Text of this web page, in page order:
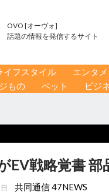
OVO [オーヴォ]
話題の情報を発信するサイト
イフスタイル エンタメ
もの ペット ビジ
EV戦略覚書 部
共同通信 47NEWS